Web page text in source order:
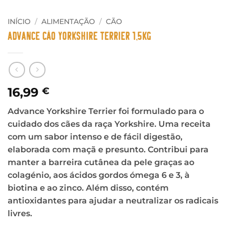
INÍCIO / ALIMENTAÇÃO / CÃO
Advance Cão Yorkshire Terrier 1,5kg
16,99 €
Advance Yorkshire Terrier foi formulado para o
cuidado dos cães da raça Yorkshire. Uma receita
com um sabor intenso e de fácil digestão,
elaborada com maçã e presunto. Contribui para
manter a barreira cutânea da pele graças ao
colagénio, aos ácidos gordos ómega 6 e 3, à
biotina e ao zinco. Além disso, contém
antioxidantes para ajudar a neutralizar os radicais
livres.